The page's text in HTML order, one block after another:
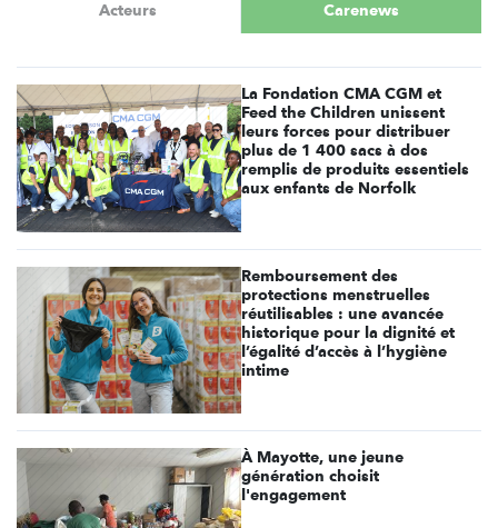
Acteurs Carenews
La Fondation CMA CGM et
Feed the Children unissent
leurs forces pour distribuer
plus de 1 400 sacs à dos
remplis de produits essentiels
aux enfants de Norfolk
Remboursement des
protections menstruelles
réutilisables : une avancée
historique pour la dignité et
l’égalité d’accès à l’hygiène
intime
À Mayotte, une jeune
génération choisit
l'engagement